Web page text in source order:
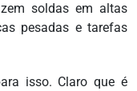
soldas em altas
pesadas e tarefas
isso. Claro que é